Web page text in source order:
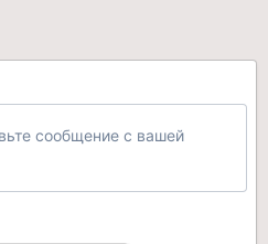
сообщение с вашей